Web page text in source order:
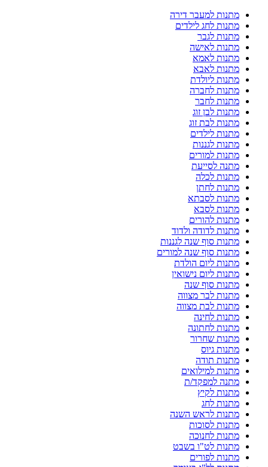
מתנות למעבר דירה
מתנות לחג לילדים
מתנות לגבר
מתנות לאישה
מתנות לאמא
מתנות לאבא
מתנות ליולדת
מתנות לחברה
מתנות לחבר
מתנות לבן זוג
מתנות לבת זוג
מתנות לילדים
מתנות לגננות
מתנות למורים
מתנה לסייעת
מתנות לכלה
מתנות לחתן
מתנות לסבתא
מתנות לסבא
מתנות להורים
מתנות לדודה ולדוד
מתנות סוף שנה לגננות
מתנות סוף שנה למורים
מתנות ליום הולדת
מתנות ליום נישואין
מתנות סוף שנה
מתנות לבר מצווה
מתנות לבת מצווה
מתנות לחינה
מתנות לחתונה
מתנות שחרור
מתנות גיוס
מתנות תודה
מתנות למילואים
מתנה למפקד/ת
מתנות לקיץ
מתנות לחג
מתנות לראש השנה
מתנות לסוכות
מתנות לחנוכה
מתנות לט"ו בשבט
מתנות לפורים